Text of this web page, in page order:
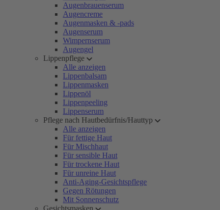
Augenbrauenserum
Augencreme
Augenmasken & -pads
Augenserum
Wimpernserum
Augengel
Lippenpflege
Alle anzeigen
Lippenbalsam
Lippenmasken
Lippenöl
Lippenpeeling
Lippenserum
Pflege nach Hautbedürfnis/Hauttyp
Alle anzeigen
Für fettige Haut
Für Mischhaut
Für sensible Haut
Für trockene Haut
Für unreine Haut
Anti-Aging-Gesichtspflege
Gegen Rötungen
Mit Sonnenschutz
Gesichtsmasken